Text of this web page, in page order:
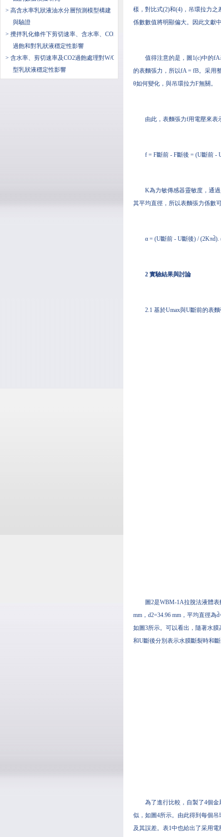
> 高含水率乳狀液油水分層預測模型構建
與驗證
> 攪拌乳化條件下剪切速率、含水率、CO2
過飽和對乳狀液穩定性影響
> 含水率、剪切速率及CO2過飽處理對W/O
型乳狀液穩定性影響
樣，對比式(2)和(4)，吊環拉力之
係數數值將明顯偏大。因此文獻
值得注意的是，圖1(c)中的
的表麵張力，所以fA = fB。采用
θ如何變化，與吊環拉力F無關。
由此，表麵張力f用電壓來表
f = F斷前 - F斷後 = (U斷前 -
K為力敏傳感器靈敏度，通
其平均直徑，所以表麵張力係數
α = (U斷前 - U斷後) / (2Kπd̄).
2 實驗結果與討論
2.1 基於Umax與U斷前的表
圖2是WBM-1A拉脫法液體
mm，d2=34.96 mm，平均直徑
如圖3所示。可以看出，隨著水
和U斷後分別表示水膜斷裂時和
為了進行比較，自製了4個金
似，如圖4所示。由此得到每個
及其誤差。表1中也給出了采用